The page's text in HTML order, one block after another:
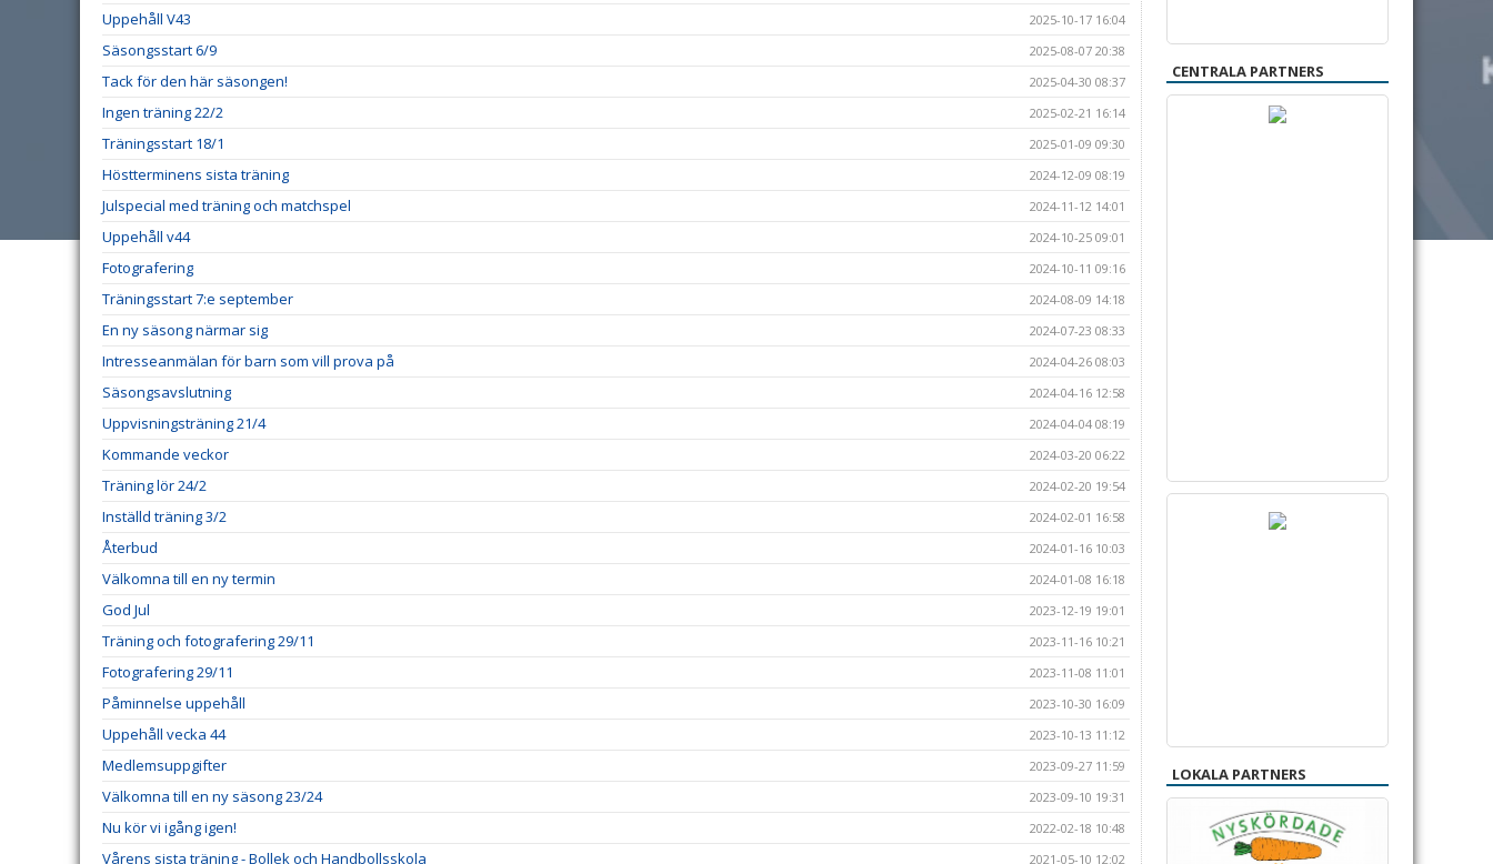
Uppehåll V43 2025-10-17 16:04
Säsongsstart 6/9 2025-08-07 20:38
Tack för den här säsongen! 2025-04-30 08:37
Ingen träning 22/2 2025-02-21 16:14
Träningsstart 18/1 2025-01-09 09:30
Höstterminens sista träning 2024-12-09 08:19
Julspecial med träning och matchspel 2024-11-12 14:01
Uppehåll v44 2024-10-25 09:01
Fotografering 2024-10-11 09:16
Träningsstart 7:e september 2024-08-09 14:18
En ny säsong närmar sig 2024-07-23 08:33
Intresseanmälan för barn som vill prova på 2024-04-26 08:03
Säsongsavslutning 2024-04-16 12:58
Uppvisningsträning 21/4 2024-04-04 08:19
Kommande veckor 2024-03-20 06:22
Träning lör 24/2 2024-02-20 19:54
Inställd träning 3/2 2024-02-01 16:58
Återbud 2024-01-16 10:03
Välkomna till en ny termin 2024-01-08 16:18
God Jul 2023-12-19 19:01
Träning och fotografering 29/11 2023-11-16 10:21
Fotografering 29/11 2023-11-08 11:01
Påminnelse uppehåll 2023-10-30 16:09
Uppehåll vecka 44 2023-10-13 11:12
Medlemsuppgifter 2023-09-27 11:59
Välkomna till en ny säsong 23/24 2023-09-10 19:31
Nu kör vi igång igen! 2022-02-18 10:48
Vårens sista träning - Bollek och Handbollsskola 2021-05-10 12:02
CENTRALA PARTNERS
LOKALA PARTNERS